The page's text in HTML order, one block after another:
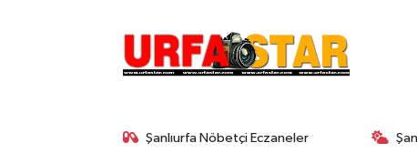
Şanlıurfa Nöbetçi Eczaneler